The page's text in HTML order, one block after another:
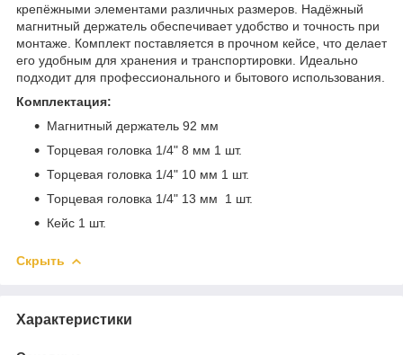
крепёжными элементами различных размеров. Надёжный
магнитный держатель обеспечивает удобство и точность при
монтаже. Комплект поставляется в прочном кейсе, что делает
его удобным для хранения и транспортировки. Идеально
подходит для профессионального и бытового использования.
Комплектация:
Магнитный держатель 92 мм
Торцевая головка 1/4" 8 мм 1 шт.
Торцевая головка 1/4" 10 мм 1 шт.
Торцевая головка 1/4" 13 мм 1 шт.
Кейс 1 шт.
Скрыть
Характеристики